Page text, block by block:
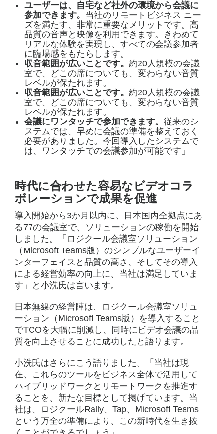
ユーザーは、自宅など社外の環境から会議に
参加できます。 当社のリモートビジネス ニー
ズを満たす、非常に重要なメリットです。高
品質の音声と映像を利用できます。きわめて
リアルな体験を実現し、すべての会議参加者
に臨場感をもたらします。
収音範囲が広いことです。 約20人規模の会議
室で、どこの席についても、変わらない音質
レベルが保たれます。
収音範囲が広いことです。 約20人規模の会議
室で、どこの席についても、変わらない音質
レベルが保たれます。
会議にワンタッチで参加できます。 従来のシ
ステムでは、早めに会議の準備を整えておく
必要がありました。今回導入したシステムで
は、ワンタッチでの会議参加が可能です」
時代に合わせた容易なビデオコラ
ボレーションで成果を促進
導入開始から3か月以内に、日本国内全拠点にあ
る77の会議室で、ソリューションの稼働を開始
しました。「ロジクール会議室ソリューション
（Microsoft Teams版）のシンプルなユーザーイ
ンターフェイスと品質の高さ、そしてその導入
による経営効率の向上に、当社は満足していま
す」と小洗氏は言います。
日本無線の経営陣は、ロジクール会議室ソリュ
ーション（Microsoft Teams版）を導入すること
でTCOを大幅に削減し、同時にビデオ会議の品
質を向上させることに成功したと語ります。
小洗氏はさらにこう語りました。「当社は現
在、これらのツールをビジネス全体で活用して
ハイブリッドワークとリモートワークを推進す
ることを、新たな目標として掲げています。当
社は、ロジクールRally、Tap、Microsoft Teams
という万全の準備により、この新時代を生き抜